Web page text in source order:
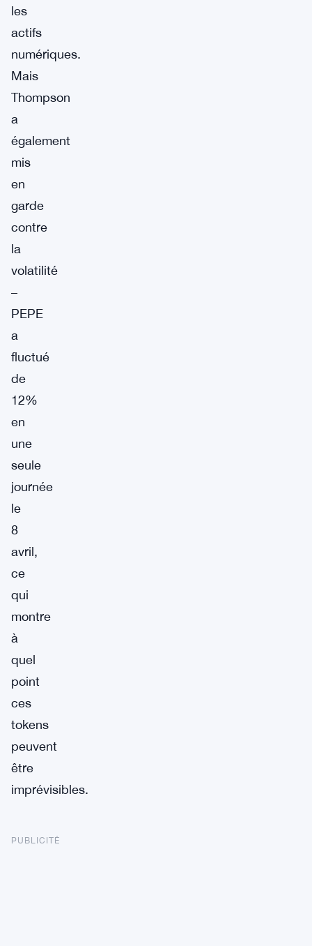
les
actifs
numériques.
Mais
Thompson
a
également
mis
en
garde
contre
la
volatilité
–
PEPE
a
fluctué
de
12%
en
une
seule
journée
le
8
avril,
ce
qui
montre
à
quel
point
ces
tokens
peuvent
être
imprévisibles.
PUBLICITÉ